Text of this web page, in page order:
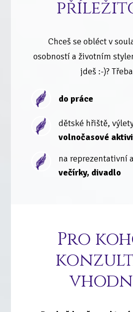
Chceš se obléct v
osobností a životním
jdeš :-)?
do práce
dětské hřiště,
volnočasové
na reprezentativní
večírky, divadlo
Pro